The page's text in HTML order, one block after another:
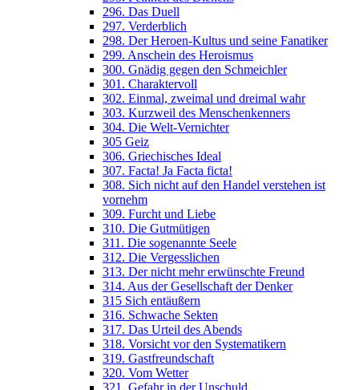
296. Das Duell
297. Verderblich
298. Der Heroen-Kultus und seine Fanatiker
299. Anschein des Heroismus
300. Gnädig gegen den Schmeichler
301. Charaktervoll
302. Einmal, zweimal und dreimal wahr
303. Kurzweil des Menschenkenners
304. Die Welt-Vernichter
305 Geiz
306. Griechisches Ideal
307. Facta! Ja Facta ficta!
308. Sich nicht auf den Handel verstehen ist
vornehm
309. Furcht und Liebe
310. Die Gutmütigen
311. Die sogenannte Seele
312. Die Vergesslichen
313. Der nicht mehr erwünschte Freund
314. Aus der Gesellschaft der Denker
315 Sich entäußern
316. Schwache Sekten
317. Das Urteil des Abends
318. Vorsicht vor den Systematikern
319. Gastfreundschaft
320. Vom Wetter
321. Gefahr in der Unschuld